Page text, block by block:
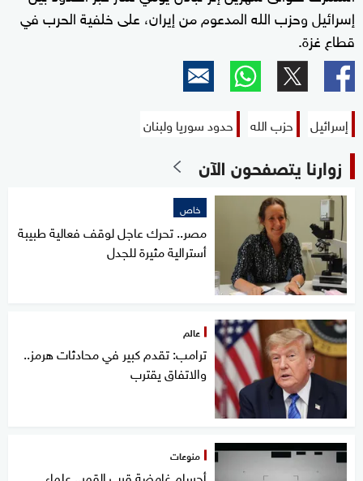
إسرائيل وحزب الله المدعوم من إيران، على خلفية الحرب في
قطاع غزة.
إسرائيل حزب الله حدود سوريا ولبنان
زوارنا يتصفحون الآن
خاص
مصر.. تحرك عاجل لوقف فعالية طبيبة
أسترالية مثيرة للجدل
عالم
ترامب: تقدم كبير في محادثات هرمز..
والاتفاق يقترب
منوعات
أجسام غامضة قرب القمر.. علماء